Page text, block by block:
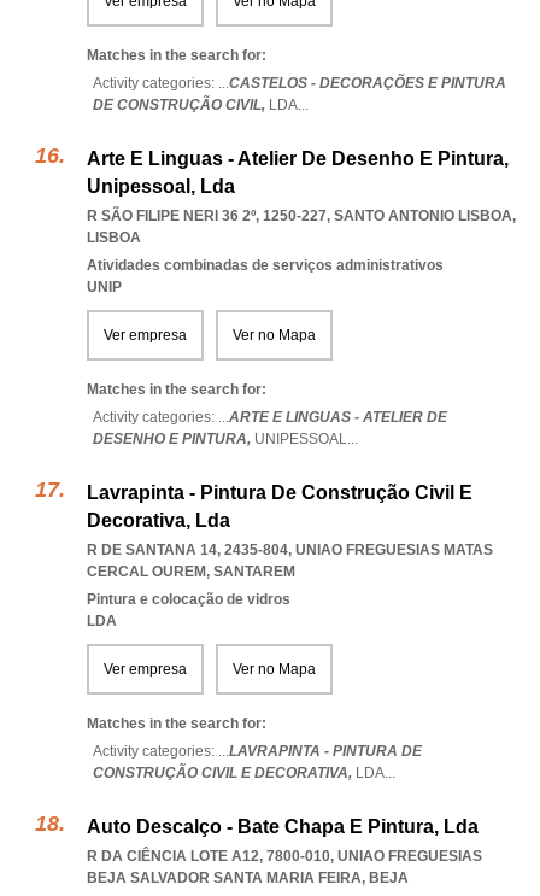
Matches in the search for:
Activity categories: ...CASTELOS - DECORAÇÕES E PINTURA
DE CONSTRUÇÃO CIVIL, LDA...
Arte E Linguas - Atelier De Desenho E Pintura,
Unipessoal, Lda
R SÃO FILIPE NERI 36 2º, 1250-227, SANTO ANTONIO LISBOA,
LISBOA
Atividades combinadas de serviços administrativos
UNIP
Ver empresa Ver no Mapa
Matches in the search for:
Activity categories: ...ARTE E LINGUAS - ATELIER DE
DESENHO E PINTURA, UNIPESSOAL...
Lavrapinta - Pintura De Construção Civil E
Decorativa, Lda
R DE SANTANA 14, 2435-804, UNIAO FREGUESIAS MATAS
CERCAL OUREM, SANTAREM
Pintura e colocação de vidros
LDA
Ver empresa Ver no Mapa
Matches in the search for:
Activity categories: ...LAVRAPINTA - PINTURA DE
CONSTRUÇÃO CIVIL E DECORATIVA, LDA...
Auto Descalço - Bate Chapa E Pintura, Lda
R DA CIÊNCIA LOTE A12, 7800-010, UNIAO FREGUESIAS
BEJA SALVADOR SANTA MARIA FEIRA, BEJA